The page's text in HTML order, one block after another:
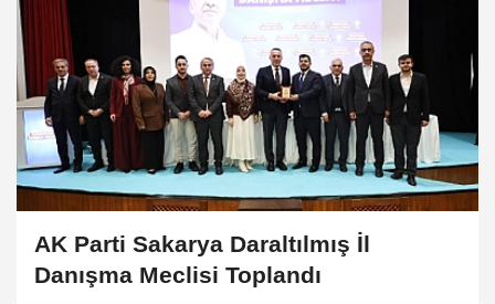
AK Parti Sakarya Daraltılmış İl
Danışma Meclisi Toplandı